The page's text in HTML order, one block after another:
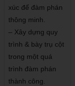
xúc để đàm phán
thông minh.
– Xây dựng quy
trình & bày trụ cột
trong một quá
trình đàm phán
thành công.